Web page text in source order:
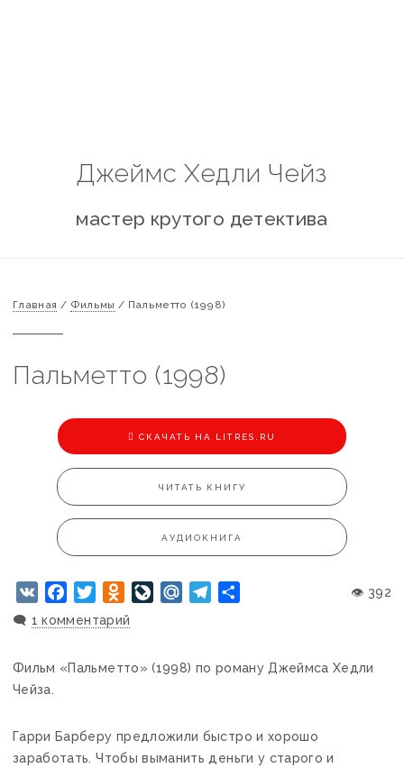
Джеймс Хедли Чейз
мастер крутого детектива
Главная / Фильмы / Пальметто (1998)
Пальметто (1998)
CКАЧАТЬ НА LITRES.RU
ЧИТАТЬ КНИГУ
АУДИОКНИГА
VK Facebook
TwitterOdnoklassniki
LiveJournal
Mail.RuTelegram
👁 392
🗨️ 1 комментарий
Фильм «Пальметто» (1998) по роману Джеймса Хедли
Чейза.
Гарри Барберу предложили быстро и хорошо
заработать. Чтобы выманить деньги у старого и